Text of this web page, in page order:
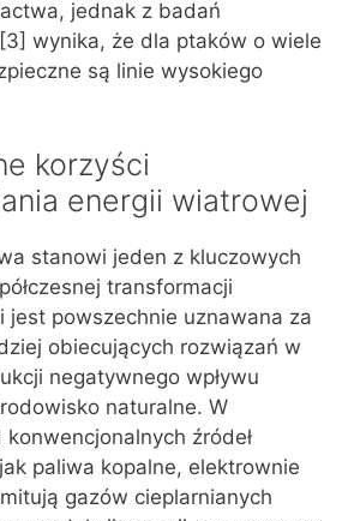
jednak z badań
wynika, że dla ptaków o wiele
są linie wysokiego
korzyści
energii wiatrowej
stanowi jeden z kluczowych
transformacji
jest powszechnie uznawana za
obiecujących rozwiązań w
negatywnego wpływu
naturalne. W
źródeł
paliwa kopalne, elektrownie
gazów cieplarnianych